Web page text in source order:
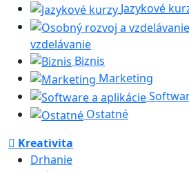
Jazykové
vzdelávanie
Biznis
Marketing
Ostatné
Kreativita
Drhanie